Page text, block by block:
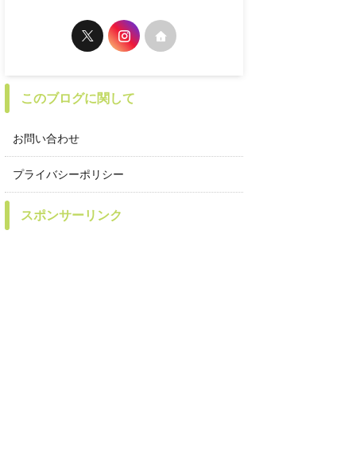
このブログに関して
お問い合わせ
プライバシーポリシー
スポンサーリンク